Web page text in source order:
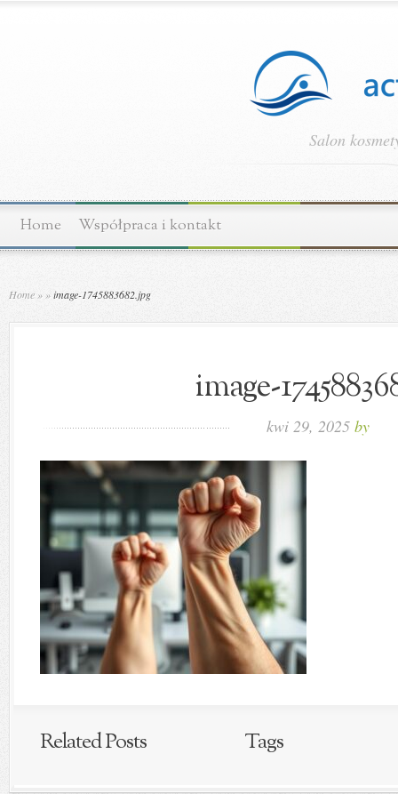
Salon
Home Współpraca i kontakt
Home » »image-1745883682.jpg
image-
kwi 29, 2025 by
Related Posts Tags